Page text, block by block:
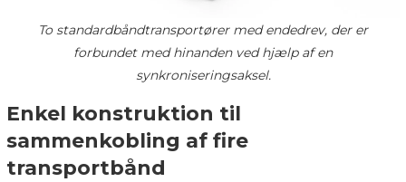
To standardbåndtransportører med endedrev, der er
forbundet med hinanden ved hjælp af en
synkroniseringsaksel.
Enkel konstruktion til
sammenkobling af fire
transportbånd